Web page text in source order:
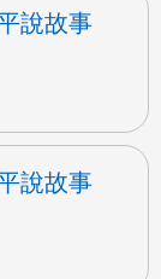
說故事
說故事